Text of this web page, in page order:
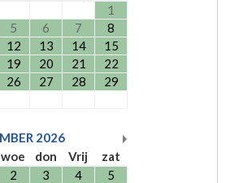
1
5 6 7
8
12 13 14
15
19 20 21
22
26 27 28
29
2026
woe don Vrij
zat
2 3 4
5